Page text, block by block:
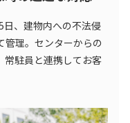
、建物内への不法侵
管理。センターからの
常駐員と連携してお客